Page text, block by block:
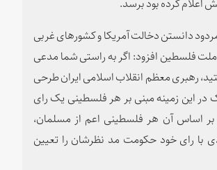
دانستن دخالت آمریکا و کشورهای غربی
ملت فلسطین افزود: اگر به راستی شما مدعی
رهبری معظم انقلاب اسلامی ایران طرحی
در این زمینه مبنی بر هر فلسطینی یک رای
بر اساس آن هر فلسطینی اعم از مسلمان،
با رای خود حکومت مد نظرشان را تعیین